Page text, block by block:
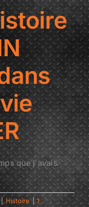
que j'avais
| Histoire | 1